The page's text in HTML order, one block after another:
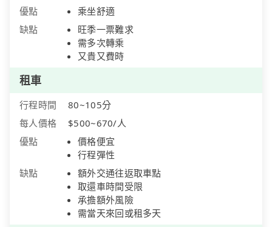
優點
乘坐舒適
缺點
旺季一票難求
需多次轉乘
又貴又費時
租車
行程時間
80~105分
每人價格
$500~670/人
優點
價格便宜
行程彈性
缺點
額外交通往返取車點
取還車時間受限
承擔額外風險
需當天來回或租多天